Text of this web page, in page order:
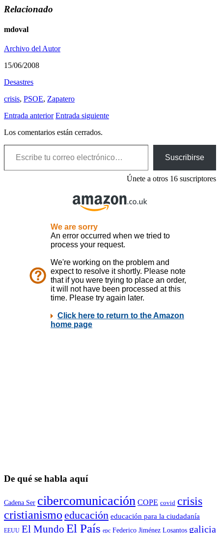
Relacionado
mdoval
Archivo del Autor
15/06/2008
Desastres
crisis, PSOE, Zapatero
Entrada anterior Entrada siguiente
Los comentarios están cerrados.
Escribe tu correo electrónico…
Suscribirse
Únete a otros 16 suscriptores
De qué se habla aquí
Cadena Ser cibercomunicación COPE covid crisis
cristianismo educación educación para la ciudadaní­a
EEUU El Mundo El País epc Federico Jiménez Losantos galicia